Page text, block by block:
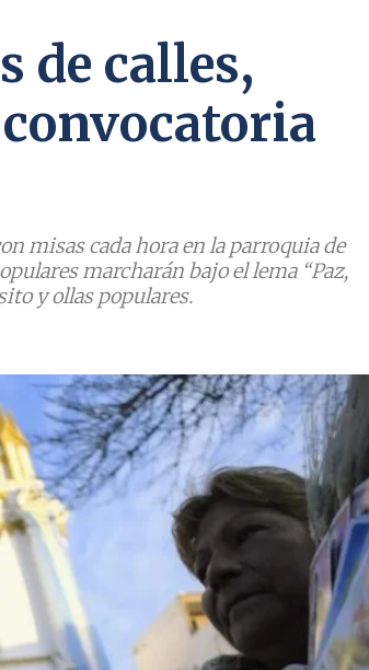
de calles,
misas cada hora en la parroquia de
marcharán bajo el lema “Paz,
y ollas populares.